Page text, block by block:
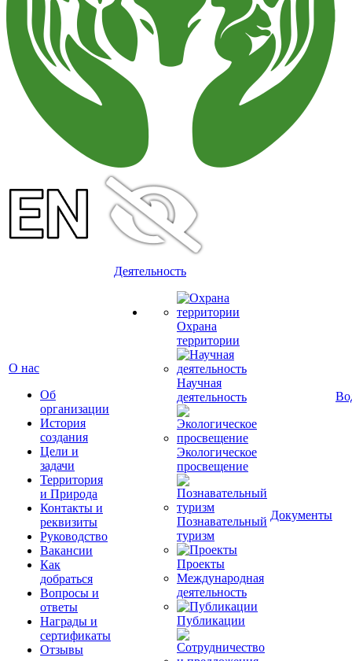
О нас
Об
организации
История
создания
Цели и
задачи
Территория
и Природа
Контакты и
реквизиты
Руководство
Вакансии
Как
добраться
Вопросы и
ответы
Награды и
сертификаты
Отзывы
Деятельность
Охрана
территории
Научная
деятельность
Экологическое
просвещение
Познавательный
туризм
Проекты
Международная
деятельность
Публикации
Документы